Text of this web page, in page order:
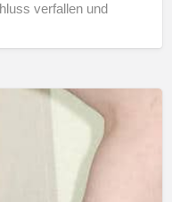
verfallen und